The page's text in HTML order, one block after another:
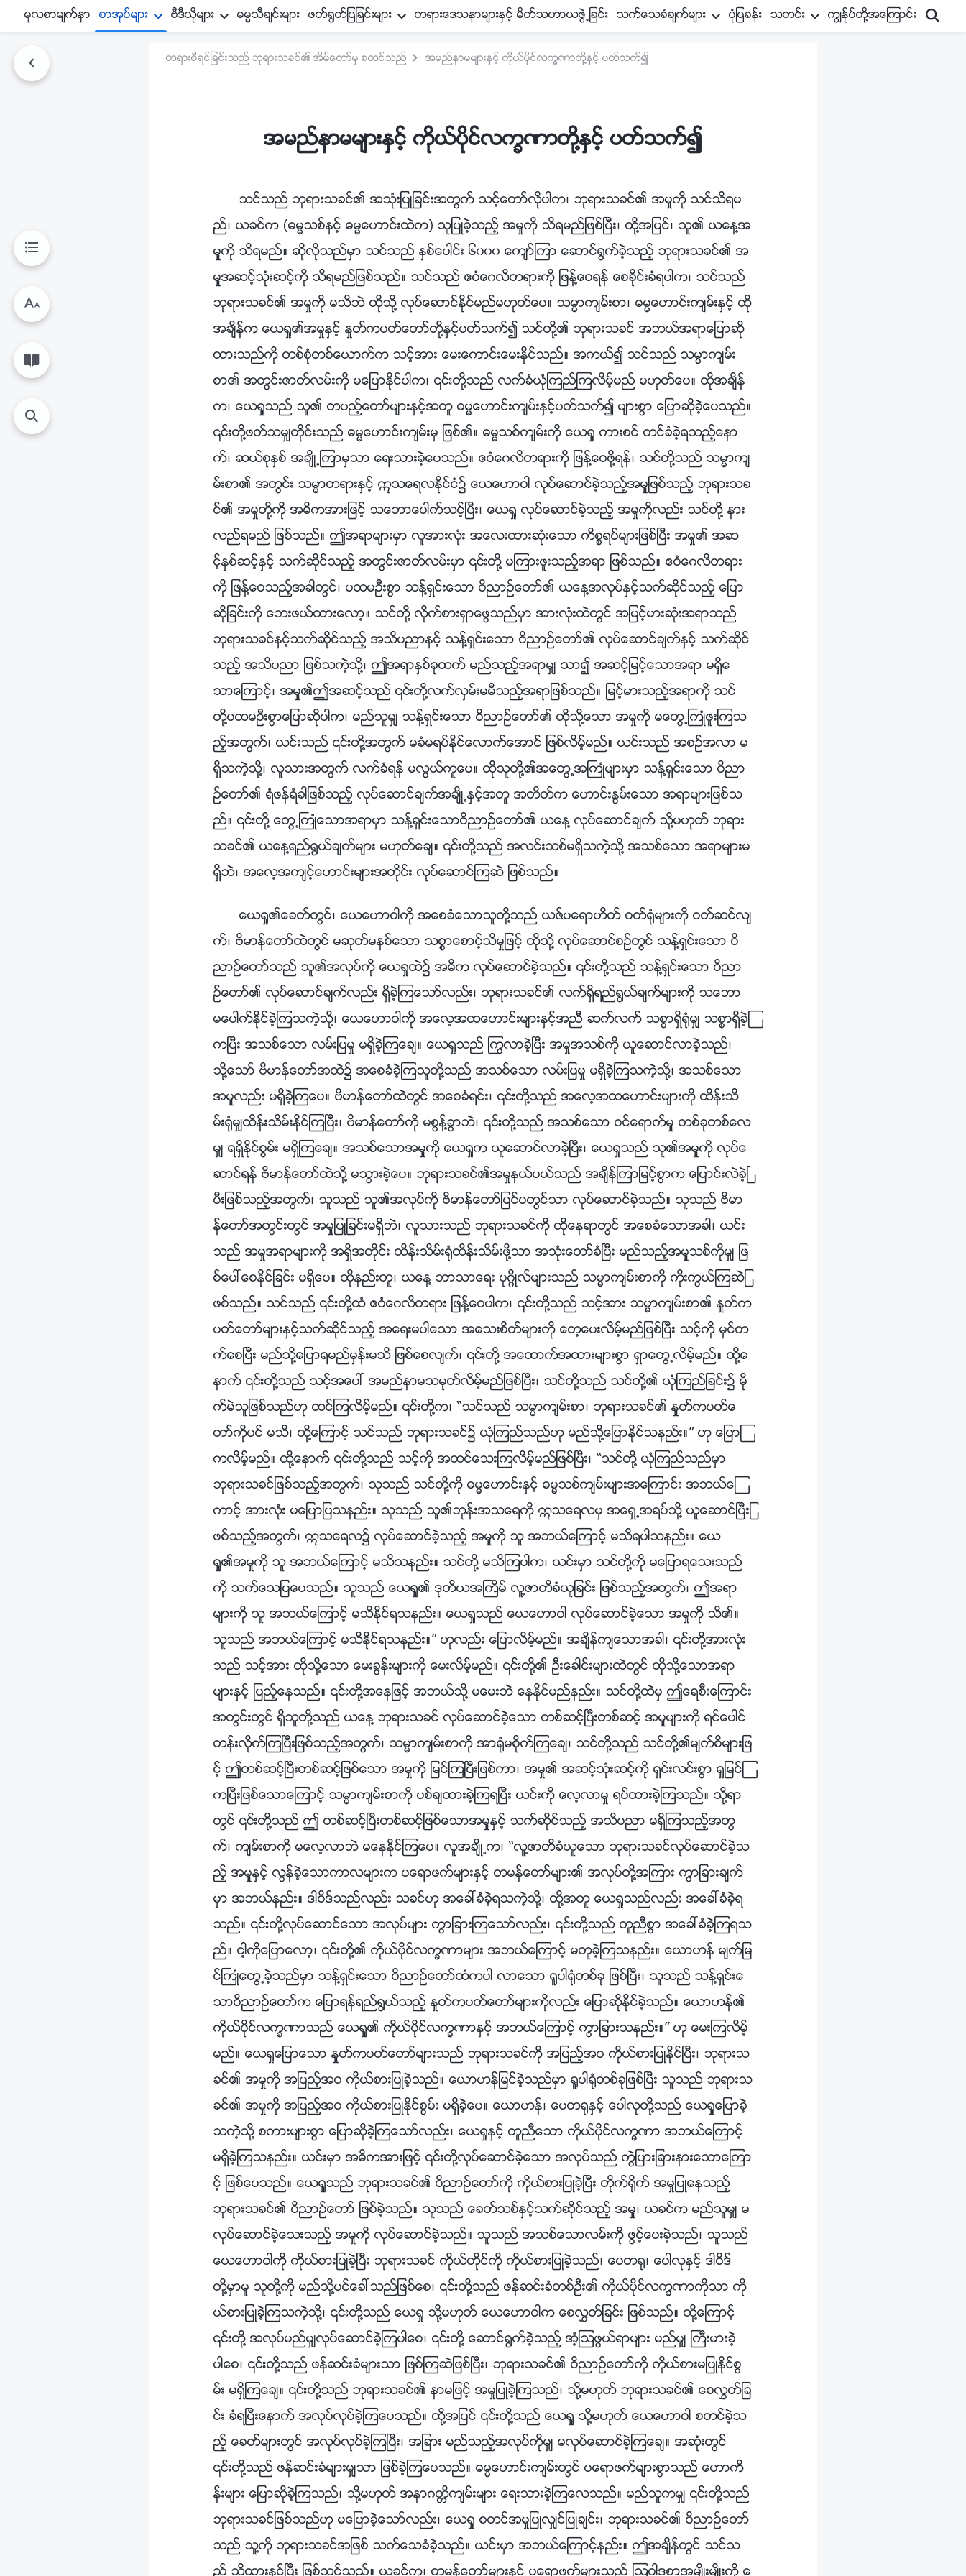
မူလစာမ်က္ႏွာ စာအုပ္မ်ား ဗီဒီယိုမ်ား ဓမၼသီခ်င္းမ်ား ဖတ္႐ြတ္ျပျခင္းမ်ား တရားေဒသနာမ်ားႏွင့္ မိတ္သဟာယဖြဲ႕ျခင္း သက္ေသခံခ်က္မ်ား ပုံျပခန္း သတင္း ကြၽန္ုပ္တို႔အေၾကာင္း
တရားစီရင္ျခင္းသည္ ဘုရားသခင္၏ အိမ္ေတာ္မွ စတင္သည္ အမည္နာမမ်ားႏွင့္ ကိုယ္ပိုင္လကၡဏာတို႔ႏွင့္ ပတ္သက္၍
အမည္နာမမ်ားႏွင့္ ကိုယ္ပိုင္လကၡဏာတို႔ႏွင့္ ပတ္သက္၍
သင္သည္ ဘုရားသခင္၏ အသုံးျပဳျခင္းအတြက္ သင့္ေတာ္လိုပါက၊ ဘုရားသခင္၏ အမႈကို သင္သိရမ
ည္၊ ယခင္က (ဓမၼသစ္ႏွင့္ ဓမၼေဟာင္းထဲက) သူျပဳခဲ့သည့္ အမႈကို သိရမည္ျဖစ္ၿပီး၊ ထို႔အျပင္၊ သူ၏ ယေန႔အ
မႈကို သိရမည္။ ဆိုလိုသည္မွာ သင္သည္ ႏွစ္ေပါင္း ၆၀၀၀ ေက်ာ္ၾကာ ေဆာင္႐ြက္ခဲ့သည့္ ဘုရားသခင္၏ အ
မႈအဆင့္သုံးဆင့္ကို သိရမည္ျဖစ္သည္။ သင္သည္ ဧဝံေဂလိတရားကို ျဖန္႔ေဝရန္ ေစခိုင္းခံရပါက၊ သင္သည္
ဘုရားသခင္၏ အမႈကို မသိဘဲ ထိုသို႔ လုပ္ေဆာင္ႏိုင္မည္မဟုတ္ေပ။ သမၼာက်မ္းစာ၊ ဓမၼေဟာင္းက်မ္းႏွင့္ ထို
အခ်ိန္က ေယရႈ၏အမႈႏွင့္ ႏႈတ္ကပတ္ေတာ္တို႔ႏွင့္ပတ္သက္၍ သင္တို႔၏ ဘုရားသခင္ အဘယ္အရာေျပာဆို
ထားသည္ကို တစ္စုံတစ္ေယာက္က သင့္အား ေမးေကာင္းေမးႏိုင္သည္။ အကယ္၍ သင္သည္ သမၼာက်မ္း
စာ၏ အတြင္းဇာတ္လမ္းကို မေျပာႏိုင္ပါက၊ ၎တို႔သည္ လက္ခံယုံၾကည္ၾကလိမ့္မည္ မဟုတ္ေပ။ ထိုအခ်ိန္
က၊ ေယရႈသည္ သူ၏ တပည့္ေတာ္မ်ားႏွင့္အတူ ဓမၼေဟာင္းက်မ္းႏွင့္ပတ္သက္၍ မ်ားစြာ ေျပာဆိုခဲ့ေပသည္။
၎တို႔ဖတ္သမွ်တိုင္းသည္ ဓမၼေဟာင္းက်မ္းမွ ျဖစ္၏။ ဓမၼသစ္က်မ္းကို ေယရႈ ကားစင္ တင္ခံခဲ့ရသည့္ေနာ
က္၊ ဆယ္စုႏွစ္ အခ်ိဳ႕ၾကာမွသာ ေရးသားခဲ့ေပသည္။ ဧဝံေဂလိတရားကို ျဖန႔္ေဝဖို႔ရန္၊ သင္တို႔သည္ သမၼာက်
မ္းစာ၏ အတြင္း သမၼာတရားႏွင့္ ဣသေရလႏိုင္ငံ၌ ေယေဟာဝါ လုပ္ေဆာင္ခဲ့သည့္အမႈျဖစ္သည့္ ဘုရားသခ
င္၏ အမႈတို႔ကို အဓိကအားျဖင့္ သေဘာေပါက္သင့္ၿပီး၊ ေယရႈ လုပ္ေဆာင္ခဲ့သည့္ အမႈကိုလည္း သင္တို႔ နား
လည္ရမည္ ျဖစ္သည္။ ဤအရာမ်ားမွာ လူအားလုံး အေလးထားဆုံးေသာ ကိစၥရပ္မ်ားျဖစ္ၿပီး အမႈ၏ အဆ
င့္ႏွစ္ဆင့္ႏွင့္ သက္ဆိုင္သည့္ အတြင္းဇာတ္လမ္းမွာ ၎တို႔ မၾကားဖူးသည့္အရာ ျဖစ္သည္။ ဧဝံေဂလိတရား
ကို ျဖန္႔ေဝသည့္အခါတြင္၊ ပထမဦးစြာ သန္႔ရွင္းေသာ ဝိညာဥ္ေတာ္၏ ယေန႔အလုပ္ႏွင့္သက္ဆိုင္သည့္ ေျပာ
ဆိုျခင္းကို ေဘးဖယ္ထားေလာ့။ သင္တို႔ လိုက္စားရွာေဖြသည္မွာ အားလုံးထဲတြင္ အျမင့္မားဆုံးအရာသည္
ဘုရားသခင္ႏွင့္သက္ဆိုင္သည့္ အသိပညာႏွင့္ သန႔္ရွင္းေသာ ဝိညာဥ္ေတာ္၏ လုပ္ေဆာင္ခ်က္ႏွင့္ သက္ဆိုင္
သည့္ အသိပညာ ျဖစ္သကဲ့သို႔၊ ဤအရာႏွစ္ခုထက္ မည္သည့္အရာမွ် သာ၍ အဆင့္ျမင့္ေသာအရာ မရွိေ
သာေၾကာင့္၊ အမႈ၏ဤအဆင့္သည္ ၎တို႔လက္လွမ္းမမီသည့္အရာျဖစ္သည္။ ျမင့္မားသည့္အရာကို သင္
တို႔ပထမဦးစြာေျပာဆိုပါက၊ မည္သူမွ် သန႔္ရွင္းေသာ ဝိညာဥ္ေတာ္၏ ထိုသို႔ေသာ အမႈကို မေတြ႕ႀကဳံဖူးၾကသ
ည့္အတြက္၊ ယင္းသည္ ၎တို႔အတြက္ မခံမရပ္ႏိုင္ေလာက္ေအာင္ ျဖစ္လိမ့္မည္။ ယင္းသည္ အစဥ္အလာ မ
ရွိသကဲ့သို႔၊ လူသားအတြက္ လက္ခံရန္ မလြယ္ကူေပ။ ထိုသူတို႔၏အေတြ႕အႀကဳံမ်ားမွာ သန္႔ရွင္းေသာ ဝိညာ
ဥ္ေတာ္၏ ရံဖန္ရံခါျဖစ္သည့္ လုပ္ေဆာင္ခ်က္အခ်ိဳ႕ႏွင့္အတူ အတိတ္က ေဟာင္းႏြမ္းေသာ အရာမ်ားျဖစ္သ
ည္။ ၎တို႔ ေတြ႕ႀကဳံေသာအရာမွာ သန္႔ရွင္းေသာဝိညာဥ္ေတာ္၏ ယေန႔ လုပ္ေဆာင္ခ်က္ သို႔မဟုတ္ ဘုရား
သခင္၏ ယေန႔ရည္႐ြယ္ခ်က္မ်ား မဟုတ္ေခ်။ ၎တို႔သည္ အလင္းသစ္မရွိသကဲ့သို႔ အသစ္ေသာ အရာမ်ားမ
ရွိဘဲ၊ အေလ့အက်င့္ေဟာင္းမ်ားအတိုင္း လုပ္ေဆာင္ၾကဆဲ ျဖစ္သည္။
ေယရႈ၏ေခတ္တြင္၊ ေယေဟာဝါကို အေစခံေသာသူတို႔သည္ ယဇ္ပေရာဟိတ္ ဝတ္႐ုံမ်ားကို ဝတ္ဆင္လ်က္၊ ဗိမာန္ေတာ္ထဲတြင္ မဆုတ္မနစ္ေသာ သစၥာေစာင့္သိမႈျဖင့္ ထိုသို႔ လုပ္ေဆာင္စဥ္တြင္ သန္႔ရွင္းေသာ ဝိညာဥ္ေတာ္သည္ သူ၏အလုပ္ကို ေယရႈထဲ၌ အဓိက လုပ္ေဆာင္ခဲ့သည္။ ၎တို႔သည္ သန္႔ရွင္းေသာ ဝိညာဥ္ေတာ္၏ လုပ္ေဆာင္ခ်က္လည္း ရွိခဲ့ၾကေသာ္လည္း၊ ဘုရားသခင္၏ လက္ရွိရည္႐ြယ္ခ်က္မ်ားကို သေဘာမေပါက္ႏိုင္ခဲ့ၾကသကဲ့သို႔၊ ေယေဟာဝါကို အေလ့အထေဟာင္းမ်ားႏွင့္အညီ ဆက္လက္ သစၥာရွိ႐ုံမွ် သစၥာရွိခဲ့ၾကၿပီး အသစ္ေသာ လမ္းျပမႈ မရွိခဲ့ၾကေခ်။ ေယရႈသည္ ႂကြလာခဲ့ၿပီး အမႈအသစ္ကို ယူေဆာင္လာခဲ့သည္၊ သို႔ေသာ္ ဗိမာန္ေတာ္အထဲ၌ အေစခံခဲ့ၾကသူတို႔သည္ အသစ္ေသာ လမ္းျပမႈ မရွိခဲ့ၾကသကဲ့သို႔၊ အသစ္ေသာ အမႈလည္း မရွိခဲ့ၾကေပ။ ဗိမာန္ေတာ္ထဲတြင္ အေစခံရင္း၊ ၎တို႔သည္ အေလ့အထေဟာင္းမ်ားကို ထိန္းသိမ္း႐ုံမွ်ထိန္းသိမ္းႏိုင္ၾကၿပီး၊ ဗိမာန္ေတာ္ကို မစြန႔္ခြာဘဲ၊ ၎တို႔သည္ အသစ္ေသာ ဝင္ေရာက္မႈ တစ္ခုတစ္ေလမွ် ရရွိႏိုင္စြမ္း မရွိၾကေခ်။ အသစ္ေသာအမႈကို ေယရႈက ယူေဆာင္လာခဲ့ၿပီး၊ ေယရႈသည္ သူ၏အမႈကို လုပ္ေဆာင္ရန္ ဗိမာန္ေတာ္ထဲသို႔ မသြားခဲ့ေပ။ ဘုရားသခင္၏အမႈနယ္ပယ္သည္ အခ်ိန္ၾကာျမင့္စြာက ေျပာင္းလဲခဲ့ၿပီးျဖစ္သည့္အတြက္၊ သူသည္ သူ၏အလုပ္ကို ဗိမာန္ေတာ္ျပင္ပတြင္သာ လုပ္ေဆာင္ခဲ့သည္။ သူသည္ ဗိမာန္ေတာ္အတြင္းတြင္ အမႈျပဳျခင္းမရွိဘဲ၊ လူသားသည္ ဘုရားသခင္ကို ထိုေနရာတြင္ အေစခံေသာအခါ၊ ယင္းသည္ အမႈအရာမ်ားကို အရွိအတိုင္း ထိန္းသိမ္း႐ုံထိန္းသိမ္းဖို႔သာ အသုံးေတာ္ခံၿပီး မည္သည့္အမႈသစ္ကိုမွ် ျဖစ္ေပၚေစႏိုင္ျခင္း မရွိေပ။ ထိုနည္းတူ၊ ယေန႔ ဘာသာေရး ပုဂၢိဳလ္မ်ားသည္ သမၼာက်မ္းစာကို ကိုးကြယ္ၾကဆဲျဖစ္သည္။ သင္သည္ ၎တို႔ထံ ဧဝံေဂလိတရား ျဖန္႔ေဝပါက၊ ၎တို႔သည္ သင့္အား သမၼာက်မ္းစာ၏ ႏႈတ္ကပတ္ေတာ္မ်ားႏွင့္သက္ဆိုင္သည့္ အေရးမပါေသာ အေသးစိတ္မ်ားကို ေတ့ေပးလိမ့္မည္ျဖစ္ၿပီး သင့္ကို မွင္တက္ေစၿပီး မည္သို႔ေျပာရမည္မွန္းမသိ ျဖစ္ေစလ်က္၊ ၎တို႔ အေထာက္အထားမ်ားစြာ ရွာေတြ႕လိမ့္မည္။ ထို႔ေနာက္ ၎တို႔သည္ သင့္အေပၚ အမည္နာမသမုတ္လိမ့္မည္ျဖစ္ၿပီး၊ သင္တို႔သည္ သင္တို႔၏ ယုံၾကည္ျခင္း၌ မိုက္မဲသူျဖစ္သည္ဟု ထင္ၾကလိမ့္မည္။ ၎တို႔က၊ “သင္သည္ သမၼာက်မ္းစာ၊ ဘုရားသခင္၏ ႏႈတ္ကပတ္ေတာ္ကိုပင္ မသိ၊ ထို႔ေၾကာင့္ သင္သည္ ဘုရားသခင္၌ ယုံၾကည္သည္ဟု မည္သို႔ေျပာႏိုင္သနည္း။” ဟု ေျပာၾကလိမ့္မည္။ ထို႔ေနာက္ ၎တို႔သည္ သင့္ကို အထင္ေသးၾကလိမ့္မည္ျဖစ္ၿပီး၊ “သင္တို႔ ယုံၾကည္သည္မွာ ဘုရားသခင္ျဖစ္သည့္အတြက္၊ သူသည္ သင္တို႔ကို ဓမၼေဟာင္းႏွင့္ ဓမၼသစ္က်မ္းမ်ားအေၾကာင္း အဘယ္ေၾကာင့္ အားလုံး မေျပာျပသနည္း။ သူသည္ သူ၏ဘုန္းအသေရကို ဣသေရလမွ အေရွ႕အရပ္သို႔ ယူေဆာင္ၿပီးျဖစ္သည့္အတြက္၊ ဣသေရလ၌ လုပ္ေဆာင္ခဲ့သည့္ အမႈကို သူ အဘယ္ေၾကာင့္ မသိရပါသနည္း။ ေယရႈ၏အမႈကို သူ အဘယ္ေၾကာင့္ မသိသနည္း။ သင္တို႔ မသိၾကပါက၊ ယင္းမွာ သင္တို႔ကို မေျပာရေသးသည္ကို သက္ေသျပေပသည္။ သူသည္ ေယရႈ၏ ဒုတိယအႀကိမ္ လူ႔ဇာတိခံယူျခင္း ျဖစ္သည့္အတြက္၊ ဤအရာမ်ားကို သူ အဘယ္ေၾကာင့္ မသိႏိုင္ရသနည္း။ ေယရႈသည္ ေယေဟာဝါ လုပ္ေဆာင္ခဲ့ေသာ အမႈကို သိ၏။ သူသည္ အဘယ္ေၾကာင့္ မသိႏိုင္ရသနည္း။” ဟုလည္း ေျပာလိမ့္မည္။ အခ်ိန္က်ေသာအခါ၊ ၎တို႔အားလုံးသည္ သင့္အား ထိုသို႔ေသာ ေမးခြန္းမ်ားကို ေမးလိမ့္မည္။ ၎တို႔၏ ဦးေခါင္းမ်ားထဲတြင္ ထိုသို႔ေသာအရာမ်ားႏွင့္ ျပည့္ေနသည္။ ၎တို႔အေနျဖင့္ အဘယ္သို႔ မေမးဘဲ ေနႏိုင္မည္နည္း။ သင္တို႔ထဲမွ ဤေရစီးေၾကာင္းအတြင္းတြင္ ရွိသူတို႔သည္ ယေန႔ ဘုရားသခင္ လုပ္ေဆာင္ခဲ့ေသာ တစ္ဆင့္ၿပီးတစ္ဆင့္ အမႈမ်ားကို ရင္ေပါင္တန္းလိုက္ၾကၿပီးျဖစ္သည့္အတြက္၊ သမၼာက်မ္းစာကို အာ႐ုံမစိုက္ၾကေခ်၊ သင္တို႔သည္ သင္တို႔၏မ်က္စိမ်ားျဖင့္ ဤတစ္ဆင့္ၿပီးတစ္ဆင့္ျဖစ္ေသာ အမႈကို ျမင္ၾကၿပီးျဖစ္ကာ၊ အမႈ၏ အဆင့္သုံးဆင့္ကို ရွင္းလင္းစြာ ရႈျမင္ၾကၿပီးျဖစ္ေသာေၾကာင့္ သမၼာက်မ္းစာကို ပစ္ခ်ထားခဲ့ၾကရၿပီး ယင္းကို ေလ့လာမႈ ရပ္ထားခဲ့ၾကသည္။ သို႔ရာတြင္ ၎တို႔သည္ ဤ တစ္ဆင့္ၿပီးတစ္ဆင့္ျဖစ္ေသာအမႈႏွင့္ သက္ဆိုင္သည့္ အသိပညာ မရွိၾကသည့္အတြက္၊ က်မ္းစာကို မေလ့လာဘဲ မေနႏိုင္ၾကေပ။ လူအခ်ိဳ႕က၊ “လူ႔ဇာတိခံယူေသာ ဘုရားသခင္လုပ္ေဆာင္ခဲ့သည့္ အမႈႏွင့္ လြန္ခဲ့ေသာကာလမ်ားက ပေရာဖက္မ်ားႏွင့္ တမန္ေတာ္မ်ား၏ အလုပ္တို႔အၾကား ကြာျခားခ်က္မွာ အဘယ္နည္း။ ဒါဝိဒ္သည္လည္း သခင္ဟု အေခၚခံခဲ့ရသကဲ့သို႔၊ ထို႔အတူ ေယရႈသည္လည္း အေခၚခံခဲ့ရသည္။ ၎တို႔လုပ္ေဆာင္ေသာ အလုပ္မ်ား ကြာျခားၾကေသာ္လည္း၊ ၎တို႔သည္ တူညီစြာ အေခၚခံခဲ့ၾကရသည္။ ငါ့ကိုေျပာေလာ့၊ ၎တို႔၏ ကိုယ္ပိုင္လကၡဏာမ်ား အဘယ္ေၾကာင့္ မတူခဲ့ၾကသနည္း။ ေယာဟန္ မ်က္ျမင္ႀကဳံေတြ႕ခဲ့သည္မွာ သန္႔ရွင္းေသာ ဝိညာဥ္ေတာ္ထံကပါ လာေသာ ႐ူပါ႐ုံတစ္ခု ျဖစ္ၿပီး၊ သူသည္ သန္႔ရွင္းေသာဝိညာဥ္ေတာ္က ေျပာရန္ရည္႐ြယ္သည့္ ႏႈတ္ကပတ္ေတာ္မ်ားကိုလည္း ေျပာဆိုႏိုင္ခဲ့သည္။ ေယာဟန္၏ ကိုယ္ပိုင္လကၡဏာသည္ ေယရႈ၏ ကိုယ္ပိုင္လကၡဏာႏွင့္ အဘယ္ေၾကာင့္ ကြာျခားသနည္း။” ဟု ေမးၾကလိမ့္မည္။ ေယရႈေျပာေသာ ႏႈတ္ကပတ္ေတာ္မ်ားသည္ ဘုရားသခင္ကို အျပည့္အဝ ကိုယ္စားျပဳႏိုင္ၿပီး၊ ဘုရားသခင္၏ အမႈကို အျပည့္အဝ ကိုယ္စားျပဳခဲ့သည္။ ေယာဟန္ျမင္ခဲ့သည္မွာ ႐ူပါ႐ုံတစ္ခုျဖစ္ၿပီး သူသည္ ဘုရားသခင္၏ အမႈကို အျပည့္အဝ ကိုယ္စားျပဳႏိုင္စြမ္း မရွိခဲ့ေပ။ ေယာဟန္၊ ေပတ႐ုႏွင့္ ေပါလုတို႔သည္ ေယရႈေျပာခဲ့သကဲ့သို႔ စကားမ်ားစြာ ေျပာဆိုခဲ့ၾကေသာ္လည္း၊ ေယရႈႏွင့္ တူညီေသာ ကိုယ္ပိုင္လကၡဏာ အဘယ္ေၾကာင့္ မရွိခဲ့ၾကသနည္း။ ယင္းမွာ အဓိကအားျဖင့္ ၎တို႔လုပ္ေဆာင္ခဲ့ေသာ အလုပ္သည္ ကြဲျပားျခားနားေသာေၾကာင့္ ျဖစ္ေပသည္။ ေယရႈသည္ ဘုရားသခင္၏ ဝိညာဥ္ေတာ္ကို ကိုယ္စားျပဳခဲ့ၿပီး တိုက္႐ိုက္ အမႈျပဳေနသည့္ ဘုရားသခင္၏ ဝိညာဥ္ေတာ္ ျဖစ္ခဲ့သည္။ သူသည္ ေခတ္သစ္ႏွင့္သက္ဆိုင္သည့္ အမႈ၊ ယခင္က မည္သူမွ် မလုပ္ေဆာင္ခဲ့ေသးသည့္ အမႈကို လုပ္ေဆာင္ခဲ့သည္။ သူသည္ အသစ္ေသာလမ္းကို ဖြင့္ေပးခဲ့သည္၊ သူသည္ ေယေဟာဝါကို ကိုယ္စားျပဳခဲ့ၿပီး ဘုရားသခင္ ကိုယ္တိုင္ကို ကိုယ္စားျပဳခဲ့သည္၊ ေပတ႐ု၊ ေပါလုႏွင့္ ဒါဝိဒ္တို႔မွာမူ သူတို႔ကို မည္သို႔ပင္ေခၚသည္ျဖစ္ေစ၊ ၎တို႔သည္ ဖန္ဆင္းခံတစ္ဦး၏ ကိုယ္ပိုင္လကၡဏာကိုသာ ကိုယ္စားျပဳခဲ့ၾကသကဲ့သို႔၊ ၎တို႔သည္ ေယရႈ သို႔မဟုတ္ ေယေဟာဝါက ေစလႊတ္ျခင္း ျဖစ္သည္။ ထို႔ေၾကာင့္ ၎တို႔ အလုပ္မည္မွ်လုပ္ေဆာင္ခဲ့ၾကပါေစ၊ ၎တို႔ ေဆာင္႐ြက္ခဲ့သည့္ အံ့ၾသဖြယ္ရာမ်ား မည္မွ် ႀကီးမားခဲ့ပါေစ၊ ၎တို႔သည္ ဖန္ဆင္းခံမ်ားသာ ျဖစ္ၾကဆဲျဖစ္ၿပီး၊ ဘုရားသခင္၏ ဝိညာဥ္ေတာ္ကို ကိုယ္စားမျပဳႏိုင္စြမ္း မရွိၾကေခ်။ ၎တို႔သည္ ဘုရားသခင္၏ နာမျဖင့္ အမႈျပဳခဲ့ၾကသည္၊ သို႔မဟုတ္ ဘုရားသခင္၏ ေစလႊတ္ျခင္း ခံရၿပီးေနာက္ အလုပ္လုပ္ခဲ့ၾကေပသည္။ ထို႔အျပင္ ၎တို႔သည္ ေယရႈ သို႔မဟုတ္ ေယေဟာဝါ စတင္ခဲ့သည့္ ေခတ္မ်ားတြင္ အလုပ္လုပ္ခဲ့ၾကၿပီး၊ အျခား မည္သည့္အလုပ္ကိုမွ် မလုပ္ေဆာင္ခဲ့ၾကေခ်။ အဆုံးတြင္ ၎တို႔သည္ ဖန္ဆင္းခံမ်ားမွ်သာ ျဖစ္ခဲ့ၾကေပသည္။ ဓမၼေဟာင္းက်မ္းတြင္ ပေရာဖက္မ်ားစြာသည္ ေဟာကိန္းမ်ား ေျပာဆိုခဲ့ၾကသည္၊ သို႔မဟုတ္ အနာဂတၱိက်မ္းမ်ား ေရးသားခဲ့ၾကေလသည္။ မည္သူကမွ် ၎တို႔သည္ ဘုရားသခင္ျဖစ္သည္ဟု မေျပာခဲ့ေသာ္လည္း၊ ေယရႈ စတင္အမႈျပဳလွ်င္ျပဳခ်င္း၊ ဘုရားသခင္၏ ဝိညာဥ္ေတာ္သည္ သူ႔ကို ဘုရားသခင္အျဖစ္ သက္ေသခံခဲ့သည္။ ယင္းမွာ အဘယ္ေၾကာင့္နည္း။ ဤအခ်ိန္တြင္ သင္သည္ သိထားႏွင့္ၿပီး ျဖစ္သင့္သည္။ ယခင္က၊ တမန္ေတာ္မ်ားႏွင့္ ပေရာဖက္မ်ားသည္ ၾသဝါဒစာအမ်ိဳးမ်ိဳးကို ေရးသားခဲ့ၾကၿပီး၊ ပေရာဖက္ျပဳခ်က္မ်ားစြာ ျပဳလုပ္ခဲ့ၾကသည္။ ေနာက္ပိုင္းတြင္ လူတို႔သည္ ယင္းတို႔ထဲမွအခ်ိဳ႕ကို သမၼာက်မ္းစာထဲတြင္ ထည့္ဖို႔ ေ႐ြးခ်ယ္ခဲ့ၾကၿပီး၊ အခ်ိဳ႕မွာ ေပ်ာက္ဆုံးသြားခဲ့သည္။ ၎တို႔ေျပာသမွ် အရာရာတိုင္းသည္ သန္႔ရွင္းေသာ ဝိညာဥ္ေတာ္မွ လာသည္ဟု ေျပာၾကသည့္ လူမ်ားရွိသည့္အတြက္၊ အဘယ္ေၾကာင့္ ထိုအရာထဲမွ အခ်ိဳ႕သည္ ေကာင္းသည္ဟု မွတ္ယူခံရၿပီး၊ အခ်ိဳ႕သည္ မေကာင္းဟု မွတ္ယူခံရသနည္း။ ၿပီးလွ်င္ အဘယ္ေၾကာင့္ အခ်ိဳ႕မွာ ေ႐ြးခ်ယ္ခံရၿပီး အျခားအရာမ်ားက အေ႐ြးခ်ယ္မခံရသနည္း။ ထိုအရာတို႔သည္ သန္႔ရွင္းေသာဝိညာဥ္ေတာ္က အမွန္တကယ္ ေျပာဆိုထားေသာ ႏႈတ္ကပတ္ေတာ္မ်ားျဖစ္ပါက၊ လူတို႔အေနျဖင့္ ယင္းတို႔ကို ေ႐ြးခ်ယ္ရန္ လိုအပ္မည္ေလာ။ အဘယ္ေၾကာင့္ ခရစ္ဝင္က်မ္းေလးက်မ္း အသီးသီးတြင္ ေယရႈ၏ေျပာခဲ့သည့္ ႏႈတ္ကပတ္ေတာ္မ်ားႏွင့္ လုပ္ေဆာင္ခဲ့သည့္ အမႈႏွင့္ သက္ဆိုင္သည့္ ျဖစ္စဥ္မ်ား ကြဲျပားရသနည္း။ ဤသည္မွာ ထိုအရာမ်ားကို မွတ္တမ္းတင္ခဲ့သူတို႔၏ အမွားျဖစ္သည္ မဟုတ္ေလာ။ လူအခ်ိဳ႕က၊ “ေပါလုႏွင့္ ဓမၼသစ္က်မ္း၏ အျခား စာေရးသူမ်ား ေရးသားခဲ့သည့္ ၾသဝါဒစာမ်ားႏွင့္ ၎တို႔လုပ္ေဆာင္ခဲ့ေသာ အလုပ္သည္ လူသား၏အလိုဆႏၵမွ တစ္စိတ္တစ္ပိုင္း ထြက္ေပၚလာခဲ့ၿပီး၊ လူသား၏အယူအဆမ်ားႏွင့္ ေရာယွက္ခဲ့သည့္အတြက္၊ ယေန႔တြင္ ကိုယ္ေတာ္ (ဘုရားသခင္) ေျပာဆိုေသာ ႏႈတ္ကပတ္ေတာ္မ်ားတြင္ လူသား၏ မစင္ၾကယ္မႈမ်ား မတည္ရွိပါသေလာ။ ၎တို႔သည္ လူသား၏ အယူအဆမ်ား တစ္ခုမွ် အမွန္တကယ္ မပါရွိပါသေလာ” ဟု ေမးၾကလိမ့္မည္။ ဘုရားသခင္ လုပ္ေဆာင္ခဲ့သည့္ အမႈ၏ဤအဆင့္သည္ ေပါလုႏွင့္ မ်ားစြာေသာ တမန္ေတာ္မ်ားႏွင့္ ပေရာဖက္မ်ား လုပ္ေဆာင္ခဲ့ေသာ အလုပ္ႏွင့္ လုံးဝျခားနားေပသည္။ ကိုယ္ပိုင္လကၡဏာတြင္သာ ကြဲျပားျခားနား႐ုံသာမက၊ အဓိကအားျဖင့္ ေဆာင္႐ြက္ခဲ့ၾကသည့္ အလုပ္တြင္လည္း ျခားနားမႈရွိေလသည္။ သခင္၏ေရွ႕ေမွာက္တြင္ ေပါလုသည္ ထိုးလွဲခံရၿပီးေနာက္၊ သူသည္ အလုပ္လုပ္ဖို႔ သန္႔ရွင္းေသာ ဝိညာဥ္ေတာ္၏ ဦးေဆာင္လမ္းျပျခင္းကို ခံခဲ့ရကာ ေစလႊတ္ခံရသူတစ္ဦး ျဖစ္လာခဲ့သည္။ ထို႔ေၾကာင့္ သူသည္ အသင္းေတာ္မ်ားထံသို႔ ၾသဝါဒစာမ်ား ေရးသားခဲ့ၿပီး ဤၾသဝါဒစာမ်ား အားလုံးသည္ ေယရႈ၏သြန္သင္မႈမ်ားအတိုင္း လိုက္ခဲ့သည္။ ေပါလုသည္ သခင္ေယရႈ၏ နာမျဖင့္ အလုပ္လုပ္ဖို႔ ေစလႊတ္ခံခဲ့ရေသာ္လည္း၊ ဘုရားသခင္ကိုယ္တိုင္ ႂကြလာခဲ့ခ်ိန္တြင္၊ သူသည္ မည္သည့္အမည္နာမျဖင့္မွ် အလုပ္မလုပ္ခဲ့သကဲ့သို႔ သူ၏ အမႈတြင္ ဘုရားသခင္၏ ဝိညာဥ္ေတာ္ကိုသာ ကိုယ္စားျပဳခဲ့သည္။ ဘုရားသခင္သည္ သူ၏အမႈကို တိုက္႐ိုက္လုပ္ေဆာင္ရန္ လာခဲ့သည္။ သူသည္ လူသားအားျဖင့္ စုံလင္ေစျခင္း မခံခဲ့ရသကဲ့သို႔၊ သူ၏အမႈသည္ မည္သူတစ္ဦးတစ္ေယာက္မွ်၏ သြန္သင္မႈမ်ားအရ ေဆာင္႐ြက္ခဲ့သည္ မဟုတ္ေပ။ အမႈ၏ ဤအဆင့္တြင္ ဘုရားသခင္သည္ သူ၏ ပုဂၢိဳလ္ေရး အေတြ႕အႀကဳံမ်ားႏွင့္သက္ဆိုင္၍ ေျပာဆိုျခင္းျဖင့္ ဦးေဆာင္သည္မဟုတ္ဘဲ၊ ယင္းအစား သူရွိသည့္အရာႏွင့္အညီ သူ၏အမႈကို တိုက္႐ိုက္ ေဆာင္႐ြက္ခဲ့သည္။ ဥပမာအားျဖင့္၊ အေစခံသူမ်ား၏ စမ္းသပ္မႈ၊ ျပစ္တင္ဆုံးမျခင္း အခ်ိန္အခါ၊ ေသျခင္းတရား၏ စမ္းသပ္မႈ၊ ဘုရားသခင္ကို ခ်စ္ျခင္း အခ်ိန္အခါ။...ဤအရာအားလုံးသည္ ယခင္က လုံးဝ မလုပ္ေဆာင္ဖူးေသာ အလုပ္ျဖစ္ၿပီး၊ လူသား၏ အေတြ႕အႀကဳံမ်ားထက္ မ်က္ေမွာက္ေခတ္၏ အလုပ္ ျဖစ္သည္။ ငါေျပာဆိုၿပီးေသာ ႏႈတ္ကပတ္ေတာ္မ်ားတြင္ မည္သည့္အရာမ်ားသည္ လူသား၏အေတြ႕အႀကဳံမ်ား ျဖစ္သနည္း။ ယင္းတို႔အားလုံးသည္ ဝိညာဥ္ေတာ္မွ တိုက္႐ိုက္လာသည္ မဟုတ္ေလာ၊ ၿပီးလွ်င္ ယင္းတို႔ကို ဝိညာဥ္ေတာ္က ထုတ္ျပန္သည္ မဟုတ္ေလာ။ သမၼာတရားကို သင္တို႔ မရိပ္စားမိႏိုင္သည္မွာ သင္၏အရည္အခ်င္း ညံ့ဖ်င္းလြန္းေသာေၾကာင့္သာ ျဖစ္သည္။ ငါေျပာေသာ အသက္၏ လက္ေတြ႕က်သည့္ လမ္းခရီးသည္ လမ္းေၾကာင္းကို လမ္းၫႊန္ေပးဖို႔ျဖစ္ၿပီး၊ ယခင္က မည္သူ တစ္ဦးတစ္ေယာက္ကမွ် လုံးဝ မေျပာဆိုခဲ့ဖူးသကဲ့သို႔၊ ဤလမ္းေၾကာင္းကို မည္သူကမွ် ေတြ႕ႀကဳံဖူးျခင္းလည္း မရွိေပ၊ သို႔မဟုတ္ ဤလက္ေတြ႕အရွိတရားကို သိရွိဖူးျခင္းမရွိခဲ့ေပ။ ဤႏႈတ္ကပတ္ေတာ္မ်ားကို ငါမႁမြက္ဆိုမီ၊ ၎တို႔ကို မည္သူကမွ် မေျပာခဲ့ဖူးေပ။ ထိုသို႔ေသာ အေတြ႕အႀကဳံမ်ားကို မည္သူကမွ် မေျပာဆိုခဲ့ဖူးသကဲ့သို႔၊ ထိုသို႔ေသာ အေသးစိတ္မ်ားကိုလည္း မည္သည့္အခါကမွ် မေျပာခဲ့ဖူးေပ၊ ထို႔အျပင္ မည္သူကမွ် ဤအရာမ်ားကို ထုတ္ေဖာ္ျပရန္ ထိုသို႔ေသာအေျခအေနမ်ားကို မည္သည့္အခါကမွ် မေထာက္ျပခဲ့ဖူးေခ်။ ယေန႔ ငါဦးေဆာင္ေသာ လမ္းကို မည္သူမွ် မဦးေဆာင္ခဲ့ဖူးသကဲ့သို႔၊ လူသားက ဦးေဆာင္ခဲ့ပါကလည္း၊ ယင္းသည္ အသစ္ေသာလမ္းျဖစ္မည္ မဟုတ္ေပ။ ဥပမာအားျဖင့္၊ ေပတ႐ုႏွင့္ ေပါလုတို႔ကို ၾကည့္ေလာ့။ ေယရႈက လမ္းေၾကာင္းကို ဦးမေဆာင္မီတြင္ ၎တို႔သည္ မိမိတို႔ကိုယ္တိုင္၏ ပုဂၢိဳလ္ေရး အေတြ႕အႀကဳံမ်ား မရွိခဲ့ၾကေပ။ ေယရႈေျပာဆိုခဲ့သည့္ ႏႈတ္ကပတ္ေတာ္မ်ားႏွင့္ ေယရႈ ဦးေဆာင္ခဲ့သည့္ လမ္းေၾကာင္းကို ၎တို႔ ေတြ႕ႀကဳံခဲ့ၾကသည္မွာ ေယရႈက လမ္းေၾကာင္းကို ဦးေဆာင္ၿပီးမွသာလွ်င္ ျဖစ္ခဲ့ေပသည္။ ဤအရာမွ၊ ၎တို႔သည္ အေတြ႕အႀကဳံမ်ားစြာ ရရွိခဲ့ၾကၿပီး၊ ၾသဝါဒစာမ်ား ေရးသားခဲ့ၾကသည္။ ထို႔ေၾကာင့္၊ လူသား၏ အေတြ႕အႀကဳံမ်ားသည္ ဘုရားသခင္၏အမႈႏွင့္ မတူသကဲ့သို႔၊ ဘုရားသခင္၏အမႈသည္ လူသား၏အယူအဆမ်ားႏွင့္ အေတြ႕အႀကဳံမ်ားက ေဖာ္ျပသည့္ အသိပညာႏွင့္ မတူေပ။ ယေန႔တြင္ ငါသည္ အသစ္ေသာလမ္းေၾကာင္းကို ဦးေဆာင္ေနၿပီး အမႈသစ္ကို လုပ္ေဆာင္ေနသည္ဟု အဖန္ဖန္ ငါေျပာၿပီးျဖစ္ကာ၊ ငါ၏အမႈႏွင့္ ငါ၏ မိန႔္ႁမြက္ခ်က္မ်ားသည္ ေယာဟန္ႏွင့္၊ အျခားပေရာဖက္မ်ား၏ အမႈအရာမ်ားႏွင့္ ျခားနားေပသ